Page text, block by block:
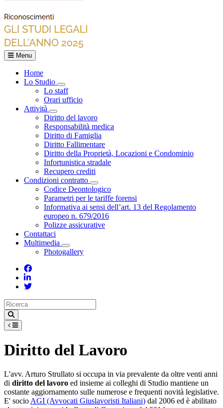
Menu
Home
Lo Studio
Toggle Dropdown
Lo staff
Orari ufficio
Attività
Toggle Dropdown
Diritto del lavoro
Responsabilità medica
Diritto di Famiglia
Diritto Fallimentare
Diritto della Proprietà, Locazioni e Condominio
Infortunistica stradale
Recupero crediti
Condizioni contratto
Toggle Dropdown
Codice Deontologico
Parametri per le tariffe forensi
Informativa ai sensi dell’art. 13 del Regolamento
europeo n. 679/2016
Polizze assicurative
Contattaci
Multimedia
Toggle Dropdown
Photogallery
Diritto del Lavoro
L'avv. Arturo Strullato si occupa in via prevalente da oltre venti anni
di diritto del lavoro ed insieme ai colleghi di Studio mantiene un
costante aggiornamento sulle numerose e frequenti novità legislative.
E' socioAGI (Avvocati Giuslavoristi Italiani) dal 2006 ed è abilitato